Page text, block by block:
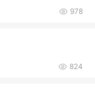
978
824